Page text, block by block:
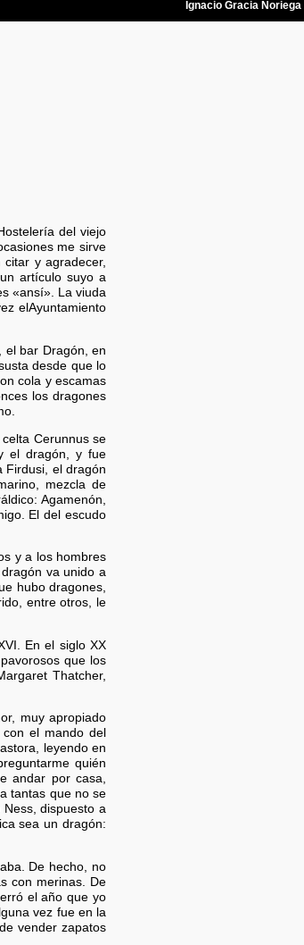
del viejo
me sirve
y agradecer,
artículo suyo a
«ansí». La viuda
elAyuntamiento
el bar Dragón, en
desde que lo
cola y escamas
los dragones
Cerunnus se
el dragón, y fue
Firdusi, el dragón
mezcla de
Agamenón,
El del escudo
y a los hombres
va unido a
hubo dragones,
entre otros, le
En el siglo XX
que los
Thatcher,
muy apropiado
el mando del
leyendo en
quién
andar por casa,
tantas que no se
dispuesto a
sea un dragón:
De hecho, no
con merinas. De
el año que yo
vez fue en la
vender zapatos